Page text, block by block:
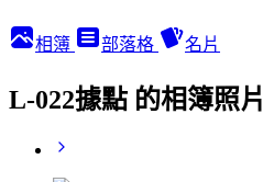
相簿 部落格 名片
L-022據點 的相簿照片